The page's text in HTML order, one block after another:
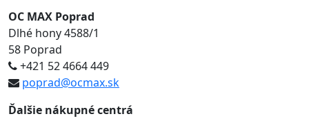
OC MAX Poprad
Dlhé hony 4588/1
58 Poprad
+421 52 4664 449
poprad@ocmax.sk
Ďalšie nákupné centrá